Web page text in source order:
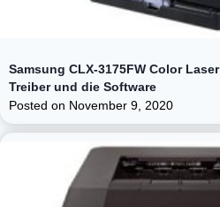
Samsung CLX-3175FW Color
Treiber und die Software
Posted on November 9, 2020